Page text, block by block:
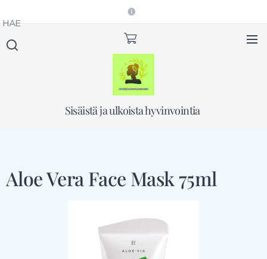
Sisäistä ja ulkoista hyvinvointia
HAE
Aloe Vera Face Mask 75ml